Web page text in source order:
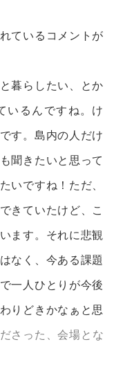
ているコメントが
暮らしたい、とか
いるんですね。け
す。島内の人だけ
聞きたいと思って
いですね！ただ、
きていたけど、こ
ます。それに悲観
なく、今ある課題
一人ひとりが今後
りどきかなぁと思
さった、会場とな